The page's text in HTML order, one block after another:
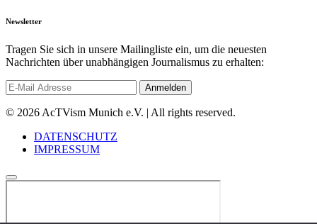
Newsletter
Tragen Sie sich in unsere Mailingliste ein, um die neuesten
Nachrichten über unabhängigen Journalismus zu erhalten:
© 2026 AcTVism Munich e.V. | All rights reserved.
DATENSCHUTZ
IMPRESSUM